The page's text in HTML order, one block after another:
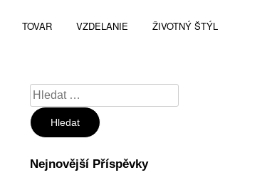
TOVAR VZDELANIE ŽIVOTNÝ ŠTÝL
Vyhledávání
Nejnovější Příspěvky